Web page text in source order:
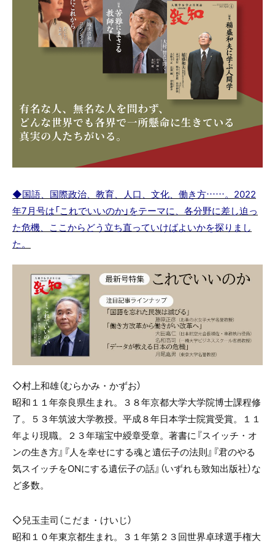
◆国語、国際政治、教育、人口、文化、働き方……。2022
年7月号は「これでいいのか」をテーマに、各分野に差し迫っ
た危機、ここからどう立ち直っていけばよいかを探りまし
た。
◇村上和雄（むらかみ・かずお）
昭和１１年奈良県生まれ。３８年京都大学大学院博士課程修
了。５３年筑波大学教授。平成８年日本学士院賞受賞。１１
年より現職。２３年瑞宝中綬章受章。著書に『スイッチ・オ
ンの生き方』『人を幸せにする魂と遺伝子の法則』『君のやる
気スイッチをONにする遺伝子の話』（いずれも致知出版社）な
ど多数。
◇兒玉圭司（こだま・けいじ）
昭和１０年東京都生まれ。３１年第２３回世界卓球選手権大